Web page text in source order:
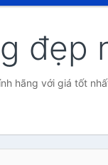
đẹp
hãng với giá tốt